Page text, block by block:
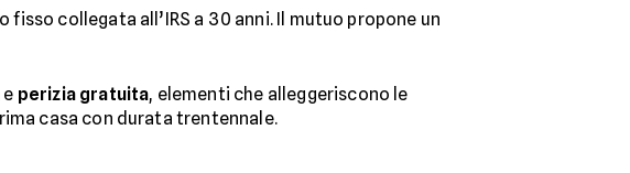
fisso collegata all’IRS a 30 anni. Il mutuo propone un
e perizia gratuita, elementi che alleggeriscono le
casa con durata trentennale.